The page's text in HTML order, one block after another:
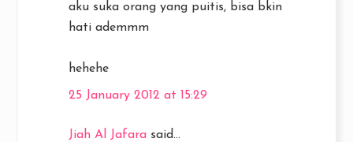
aku suka orang yang puitis, bisa bkin
hati ademmm
hehehe
25 January 2012 at 15:29
Jiah Al Jafara said...